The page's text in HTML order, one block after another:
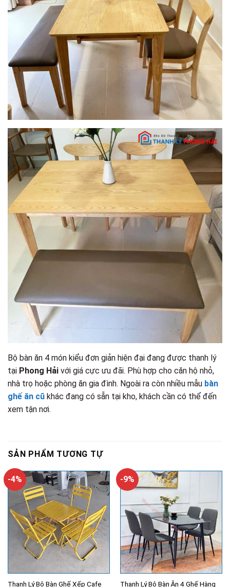
Bộ bàn ăn 4 món kiểu đơn giản hiện đại đang được thanh lý
tại Phong Hải với giá cực ưu đãi. Phù hợp cho căn hộ nhỏ,
nhà trọ hoặc phòng ăn gia đình. Ngoài ra còn nhiều mẫu bàn
ghế ăn cũ khác đang có sẵn tại kho, khách cần có thể đến
xem tận nơi.
SẢN PHẨM TƯƠNG TỰ
-4%
Thanh Lý Bộ Bàn Ghế Xếp Cafe
-9%
Thanh Lý Bộ Bàn Ăn 4 Ghế Hàng